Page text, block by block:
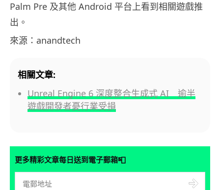
Palm Pre 及其他 Android 平台上看到相關遊戲推
出。
來源：anandtech
相關文章:
Unreal Engine 6 深度整合生成式 AI 逾半
遊戲開發者憂行業受損
更多精彩文章每日送到電子郵箱📮